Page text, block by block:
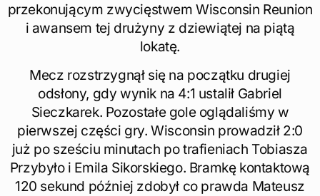
przekonującym zwycięstwem Wisconsin Reunion
i awansem tej drużyny z dziewiątej na piątą
lokatę.
Mecz rozstrzygnął się na początku drugiej
odsłony, gdy wynik na 4:1 ustalił Gabriel
Sieczkarek. Pozostałe gole oglądaliśmy w
pierwszej części gry. Wisconsin prowadził 2:0
już po sześciu minutach po trafieniach Tobiasza
Przybyło i Emila Sikorskiego. Bramkę kontaktową
120 sekund później zdobył co prawda Mateusz